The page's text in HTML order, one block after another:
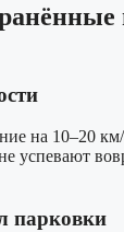
на 10–20
успевают
парковки